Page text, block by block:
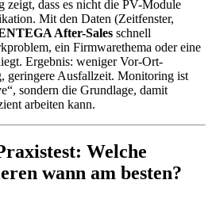
zeigt, dass es nicht die PV-Module
Mit den Daten (Zeitfenster,
After-Sales schnell
ein Firmwarethema oder eine
Ergebnis: weniger Vor-Ort-
geringere Ausfallzeit. Monitoring ist
sondern die Grundlage, damit
arbeiten kann.
Welche
wann am besten?